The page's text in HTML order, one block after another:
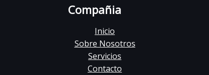
Compañia
Inicio
Sobre Nosotros
Servicios
Contacto